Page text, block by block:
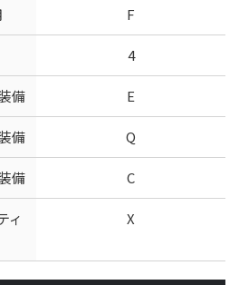
F
4
備 E
備 Q
備 C
ィ
X